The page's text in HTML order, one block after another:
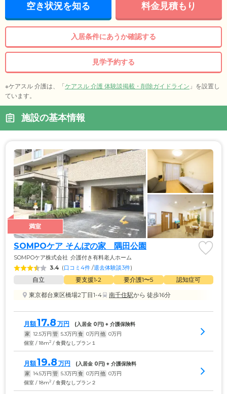
空き状況を知る 料金見積もり
入居条件にあうか確認する
見学予約する
※ケアスル 介護は、「ケアスル 介護 体験談掲載・削除ガイドライン 」を設置し
ています。
施設の基本情報
満室
SOMPOケア そんぽの家　隅田公園
SOMPOケア株式会社 介護付き有料老人ホーム
3.4 (口コミ4件 /退去体験談3件)
自立 要支援1•2 要介護1〜5
認知症可
東京都台東区橋場2丁目1-4
南千住駅から 徒歩16分
月額17.8 万円 (入居金 0円) + 介護保険料
家 12.5万円 管 5.3万円 食 0万円 他 0万円
個室 / 18m2 / 食費なしプラン１
月額19.8 万円 (入居金 0円) + 介護保険料
家 14.5万円 管 5.3万円 食 0万円 他 0万円
個室 / 18m2 / 食費なしプラン２